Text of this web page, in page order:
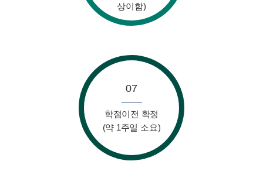
상이함)
07
학점이전 확정
(약 1주일 소요)